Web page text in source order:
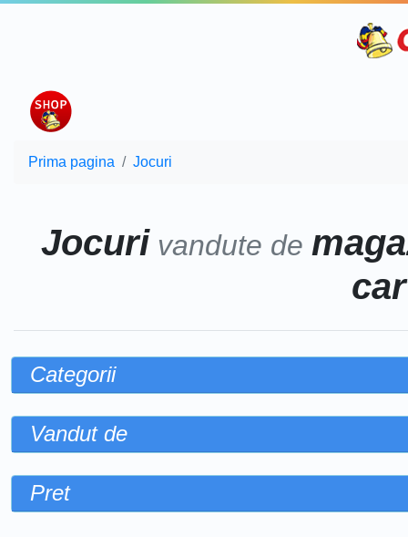
Prima pagina Jocuri
Jocurivandute de
Categorii
Vandut de
Pret